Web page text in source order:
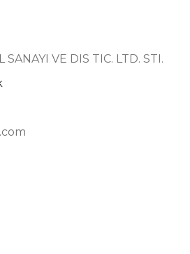
SANAYI VE DIS TIC. LTD. STI.